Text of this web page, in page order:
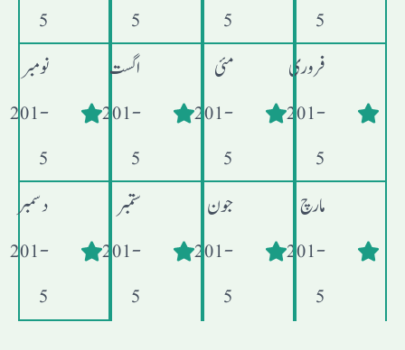
5
فروری
- 201
5
مارچ
- 201
5
5
مئی
- 201
5
جون
- 201
5
5
اگست
- 201
5
ستمبر
- 201
5
5
نومبر
- 201
5
دسمبر
- 201
5